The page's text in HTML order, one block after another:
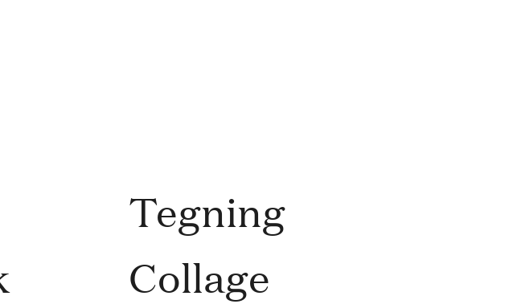
Tegning
Collage